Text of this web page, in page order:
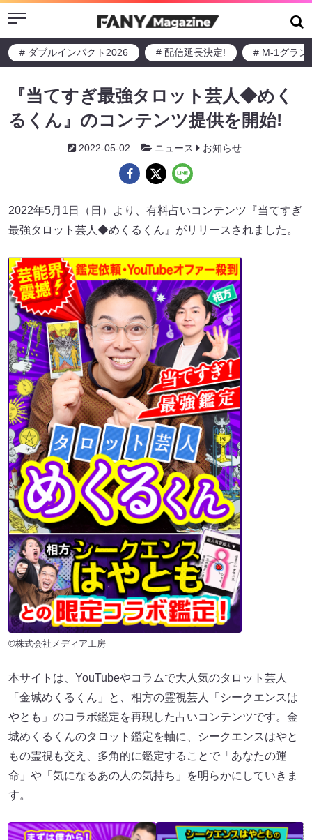
Menu
# ダブルインパクト2026 # 配信延長決定! # M-1グラン
『当てすぎ最強タロット芸人◆めく
るくん』のコンテンツ提供を開始!
2022-05-02 ニュース お知らせ
2022年5月1日（日）より、有料占いコンテンツ『当てすぎ
最強タロット芸人◆めくるくん』がリリースされました。
©株式会社メディア工房
本サイトは、YouTubeやコラムで大人気のタロット芸人
「金城めくるくん」と、相方の霊視芸人「シークエンスは
やとも」のコラボ鑑定を再現した占いコンテンツです。金
城めくるくんのタロット鑑定を軸に、シークエンスはやと
もの霊視も交え、多角的に鑑定することで「あなたの運
命」や「気になるあの人の気持ち」を明らかにしていきま
す。